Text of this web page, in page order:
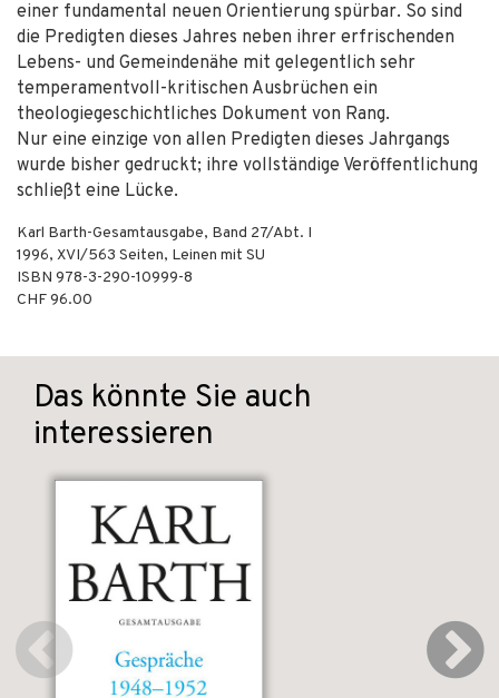
einer fundamental neuen Orientierung spürbar. So sind
die Predigten dieses Jahres neben ihrer erfrischenden
Lebens- und Gemeindenähe mit gelegentlich sehr
temperamentvoll-kritischen Ausbrüchen ein
theologiegeschichtliches Dokument von Rang.
Nur eine einzige von allen Predigten dieses Jahrgangs
wurde bisher gedruckt; ihre vollständige Veröffentlichung
schließt eine Lücke.
Karl Barth-Gesamtausgabe, Band 27/Abt. I
1996, XVI/563 Seiten, Leinen mit SU
ISBN 978-3-290-10999-8
CHF 96.00
Das könnte Sie auch
interessieren